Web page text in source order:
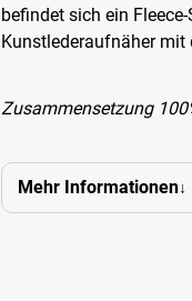
befindet sich ein
Kunstlederaufnäher mit
Zusammensetzung
Mehr Informationen